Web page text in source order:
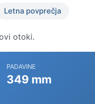
Letna povprečja
otoki.
PADAVINE
349 mm